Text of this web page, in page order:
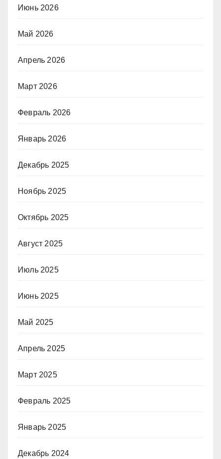
Июнь 2026
Май 2026
Апрель 2026
Март 2026
Февраль 2026
Январь 2026
Декабрь 2025
Ноябрь 2025
Октябрь 2025
Август 2025
Июль 2025
Июнь 2025
Май 2025
Апрель 2025
Март 2025
Февраль 2025
Январь 2025
Декабрь 2024